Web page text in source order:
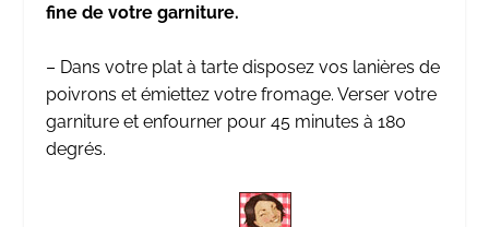
fine de votre garniture.
– Dans votre plat à tarte disposez vos lanières de
poivrons et émiettez votre fromage. Verser votre
garniture et enfourner pour 45 minutes à 180
degrés.